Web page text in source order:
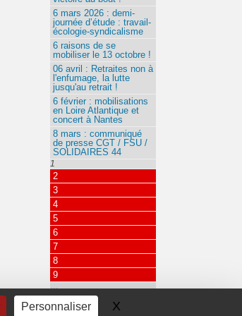
Personnaliser X
6 mars 2026 : demi-
journée d’étude : travail-
écologie-syndicalisme
6 raisons de se
mobiliser le 13 octobre !
06 avril : Retraites non à
l'enfumage, la lutte
jusqu'au retrait !
6 février : mobilisations
en Loire Atlantique et
concert à Nantes
8 mars : communiqué
de presse CGT / FSU /
SOLIDAIRES 44
1
2
3
4
5
6
7
8
9
…
115